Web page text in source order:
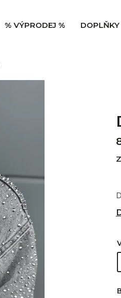
% VÝPRODEJ % DOPLŇKY